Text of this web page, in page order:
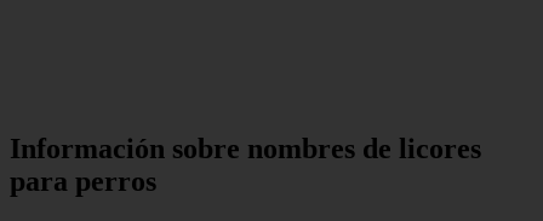
Información sobre nombres de licores
para perros